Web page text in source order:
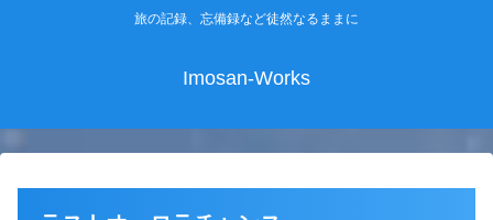
旅の記録、忘備録など徒然なるままに
Imosan-Works